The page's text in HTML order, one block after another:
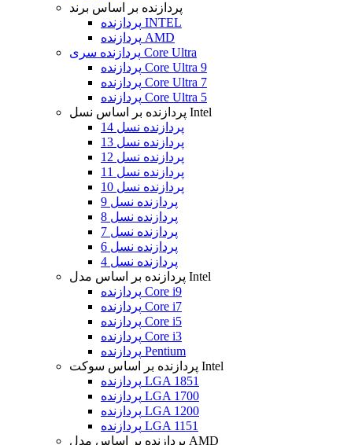
پردازنده بر اساس برند
پردازنده INTEL
پردازنده AMD
پردازنده سری Core Ultra
پردازنده Core Ultra 9
پردازنده Core Ultra 7
پردازنده Core Ultra 5
پردازنده بر اساس نسل Intel
پردازنده نسل 14
پردازنده نسل 13
پردازنده نسل 12
پردازنده نسل 11
پردازنده نسل 10
پردازنده نسل 9
پردازنده نسل 8
پردازنده نسل 7
پردازنده نسل 6
پردازنده نسل 4
پردازنده بر اساس مدل Intel
پردازنده Core i9
پردازنده Core i7
پردازنده Core i5
پردازنده Core i3
پردازنده Pentium
پردازنده بر اساس سوکت Intel
پردازنده LGA 1851
پردازنده LGA 1700
پردازنده LGA 1200
پردازنده LGA 1151
پردازنده بر اساس مدل AMD